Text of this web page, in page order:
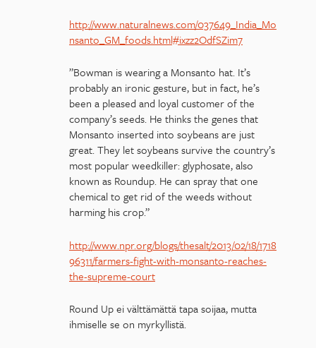
http://www.naturalnews.com/037649_India_Mo
nsanto_GM_foods.html#ixzz2OdfSZim7
”Bowman is wearing a Monsanto hat. It’s
probably an ironic gesture, but in fact, he’s
been a pleased and loyal customer of the
company’s seeds. He thinks the genes that
Monsanto inserted into soybeans are just
great. They let soybeans survive the country’s
most popular weedkiller: glyphosate, also
known as Roundup. He can spray that one
chemical to get rid of the weeds without
harming his crop.”
http://www.npr.org/blogs/thesalt/2013/02/18/1718
96311/farmers-fight-with-monsanto-reaches-
the-supreme-court
Round Up ei välttämättä tapa soijaa, mutta
ihmiselle se on myrkyllistä.